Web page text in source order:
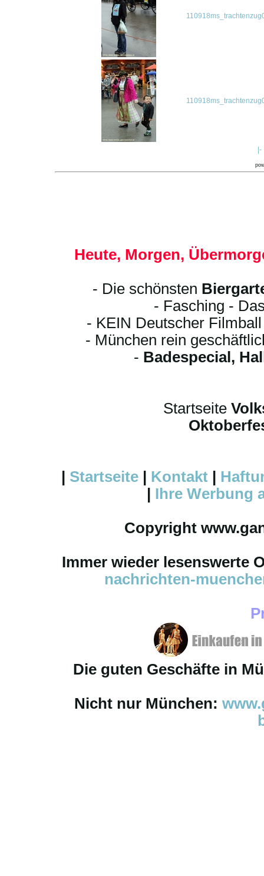
Heute, Morgen,
- Die schönsten
- Fasching -
- KEIN Deutscher
- München rein
- Badespecial,
Startseite
Startseite Kontakt
Ihre Werbung
Copyright
Immer wieder lesenswerte
nachrichten-
Die guten Geschäfte in
Nicht nur München: